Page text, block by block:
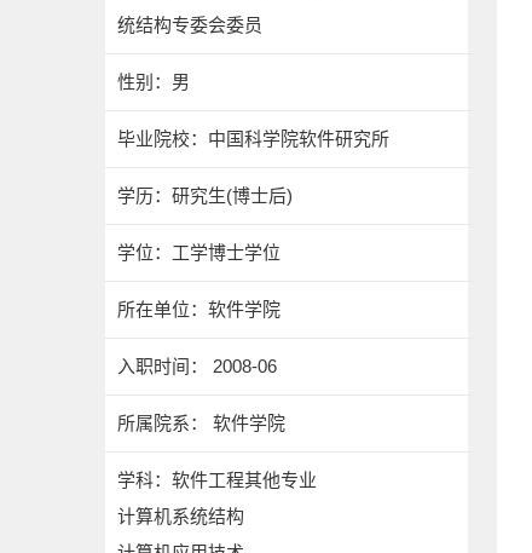
统结构专委会委员
性别：男
毕业院校：中国科学院软件研究所
学历：研究生(博士后)
学位：工学博士学位
所在单位：软件学院
入职时间： 2008-06
所属院系： 软件学院
学科：软件工程其他专业
计算机系统结构